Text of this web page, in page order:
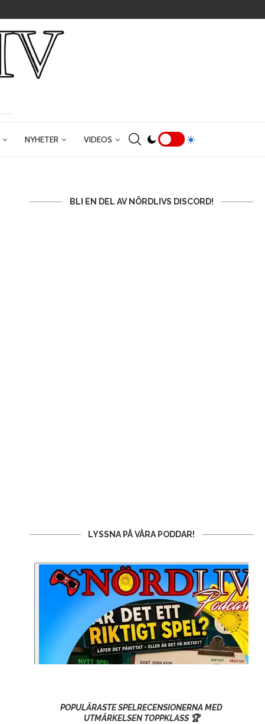
NYHETER VIDEOS
BLI EN DEL AV NÖRDLIVS DISCORD!
LYSSNA PÅ VÅRA PODDAR!
POPULÄRASTE SPELRECENSIONERNA MED
UTMÄRKELSEN TOPPKLASS 🏆